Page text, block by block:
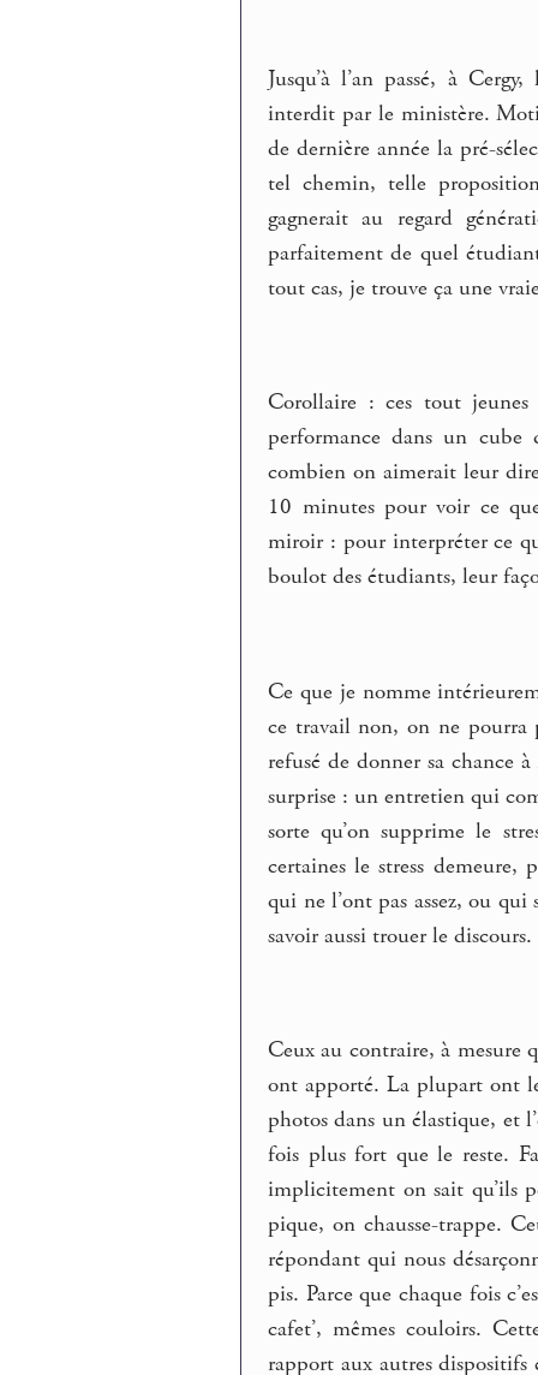
Jusqu’à l’an passé, à
interdit par le ministère.
de dernière année la pré-
tel chemin, telle
gagnerait au regard
parfaitement de quel
tout cas, je trouve ça une
Corollaire : ces tout
performance dans un
combien on aimerait leur
10 minutes pour voir ce
miroir : pour interpréter ce
boulot des étudiants, leur
Ce que je nomme
ce travail non, on ne pourra
refusé de donner sa chance
surprise : un entretien qui
sorte qu’on supprime le
certaines le stress demeure,
qui ne l’ont pas assez, ou
savoir aussi trouer le discours.
Ceux au contraire, à mesure
ont apporté. La plupart ont
photos dans un élastique, et
fois plus fort que le reste.
implicitement on sait qu’ils
pique, on chausse-trappe.
répondant qui nous
pis. Parce que chaque fois
cafet’, mêmes couloirs.
rapport aux autres dispositifs